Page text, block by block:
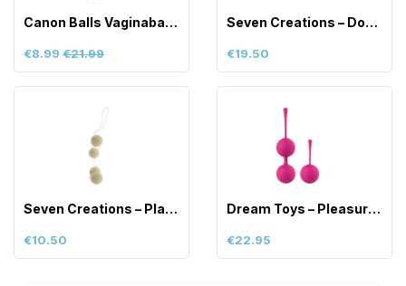
Canon Balls Vaginaballetjes Met Contragewicht
€8.99 €21.99
Seven Creations – Domino Metallic Balls
€19.50
Seven Creations – Play Balls – Ge
€10.50
Dream Toys – Pleasure Eggs – Duo
€22.95